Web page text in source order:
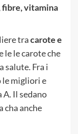
fibre, vitamina
tracarote e
le le carote che
salute. Fra i
le migliori e
A. Il sedano
cha anche